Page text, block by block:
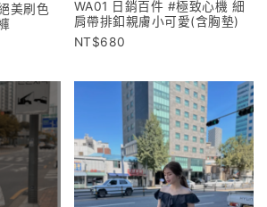
美刷色
WA01 日銷百件 #極致心機 細
肩帶排釦親膚小可愛(含胸墊)
680